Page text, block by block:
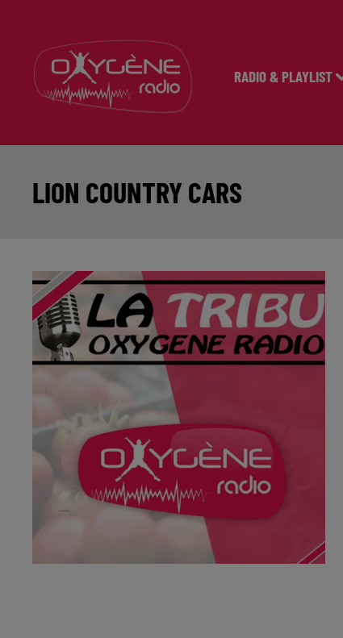
RADIO & PLAYLIST
LION COUNTRY CARS